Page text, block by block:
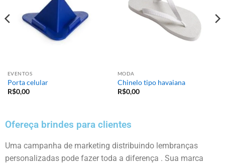
EVENTOS
Porta celular
R$0,00
MODA
Chinelo tipo havaiana
R$0,00
Ofereça brindes para clientes
Uma campanha de marketing distribuindo lembranças
personalizadas pode fazer toda a diferença . Sua marca